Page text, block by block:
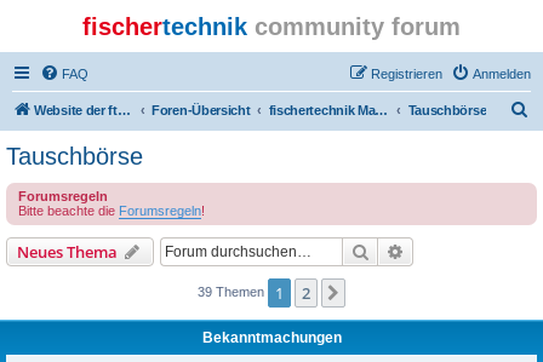
fischertechnik community forum
FAQ Anmelden
Registrieren
Website der ftcommunity Foren-Übersicht fischertechnik Marktplatz/Marketplace Tauschbörse
e
Tauschbörse
Forumsregeln
Bitte beachte die Forumsregeln!
Neues Thema Suche
39 Themen 1 2
Bekanntmachungen